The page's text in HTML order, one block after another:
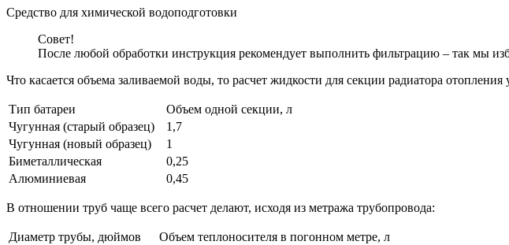
Средство для химической водоподготовки
Совет!
После любой обработки инструкция рекомендует выполнить фильтрацию – так мы
Что касается объема заливаемой воды, то расчет жидкости для секции радиатора отопления
Тип батареи
Объем одной секции, л
Чугунная (старый образец)
1,7
Чугунная (новый образец)
1
Биметаллическая
0,25
Алюминиевая
0,45
В отношении труб чаще всего расчет делают, исходя из метража трубопровода:
Диаметр трубы, дюймов
Объем теплоносителя в погонном метре, л